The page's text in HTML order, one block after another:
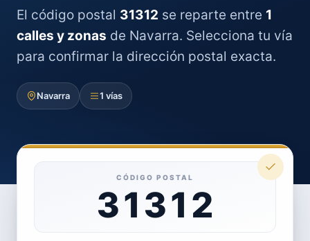
El código postal 31312 se reparte entre 1
calles y zonas de Navarra. Selecciona tu vía
para confirmar la dirección postal exacta.
Navarra 1 vías
CÓDIGO POSTAL
31312